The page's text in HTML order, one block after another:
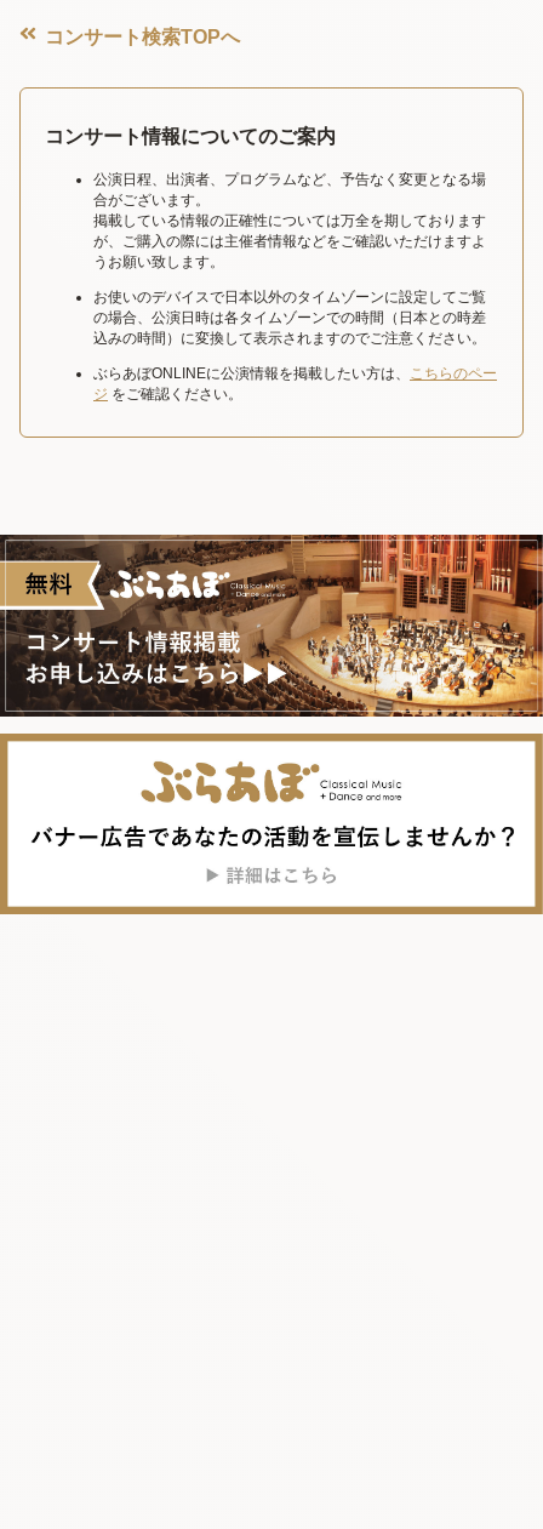
コンサート検索TOPへ
コンサート情報についてのご案内
公演日程、出演者、プログラムなど、予告なく変更となる場
合がございます。
掲載している情報の正確性については万全を期しております
が、ご購入の際には主催者情報などをご確認いただけますよ
うお願い致します。
お使いのデバイスで日本以外のタイムゾーンに設定してご覧
の場合、公演日時は各タイムゾーンでの時間（日本との時差
込みの時間）に変換して表示されますのでご注意ください。
ぶらあぼONLINEに公演情報を掲載したい方は、 こちらのペー
ジ をご確認ください。